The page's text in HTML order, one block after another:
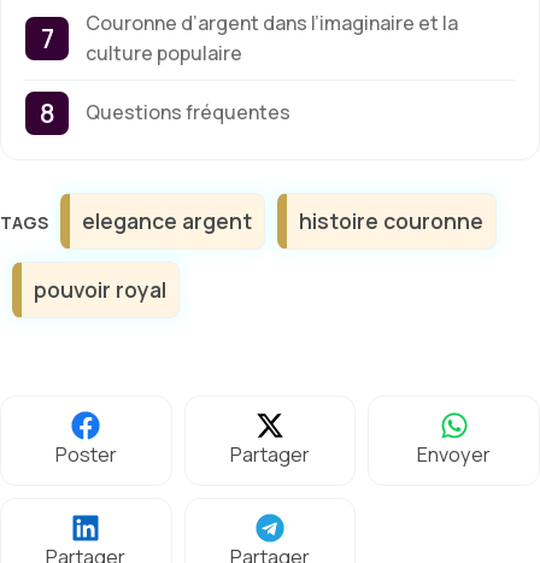
Couronne d’argent dans l’imaginaire et la
culture populaire
Questions fréquentes
Étiquettes
elegance argent histoire couronne
pouvoir royal
Poster Partager Envoyer
Partager Partager